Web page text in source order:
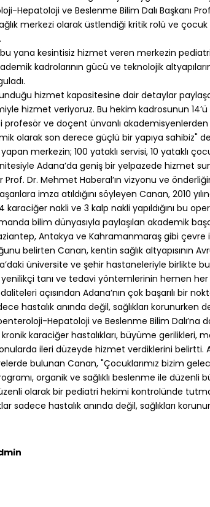
Hepatoloji ve Beslenme Bilim Dalı Başkanı
merkezi olarak üstlendiği kritik rolü ve çocuk
bu yana kesintisiz hizmet veren merkezin
kadrolarının gücü ve teknolojik
hizmet kapasitesine dair detaylar
hizmet veriyoruz. Bu hekim kadrosunun 14’ü
profesör ve doçent ünvanlı
olarak son derece güçlü bir yapıya sahibiz"
merkezin; 100 yataklı servisi, 10 yataklı
Adana’da geniş bir yelpazede hizmet
Prof. Dr. Mehmet Haberal’ın vizyonu ve
imza atıldığını söyleyen Canan, 2010
karaciğer nakli ve 3 kalp nakli yapıldığını bu
bilim dünyasıyla paylaşılan akademik
Antakya ve Kahramanmaraş gibi
belirten Canan, kentin sağlık altyapısının
üniversite ve şehir hastaneleriyle birlikte
tanı ve tedavi yöntemlerinin hemen her
açısından Adana’nın çok başarılı bir
hastalık anında değil, sağlıkları korunurken
Hepatoloji ve Beslenme Bilim Dalı’na
karaciğer hastalıkları, büyüme gerilikleri,
ileri düzeyde hizmet verdiklerini belirtti.
bulunan Canan, "Çocuklarımız bizim
organik ve sağlıklı beslenme ile düzenli
olarak bir pediatri hekimi kontrolünde
sadece hastalık anında değil, sağlıkları